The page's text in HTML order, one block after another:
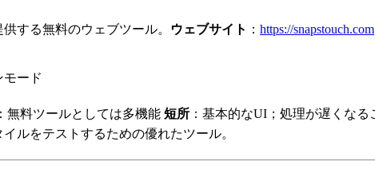
する無料のウェブツール。 ウェブサイト ： https://snapstouch.com
ード
：無料ツールとしては多機能 短所 ：基本的なUI；処理が遅くなる
ルをテストするための優れたツール。